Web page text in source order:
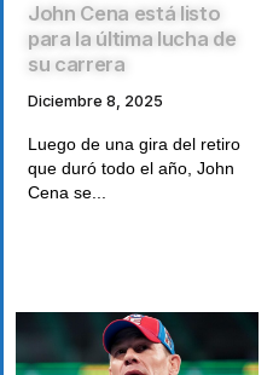
John Cena está listo
para la última lucha de
su carrera
Diciembre 8, 2025
Luego de una gira del retiro
que duró todo el año, John
Cena se...